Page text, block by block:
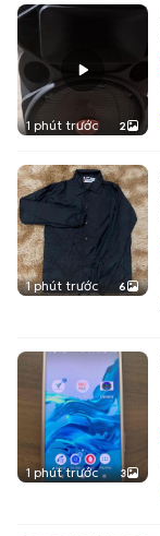
1 phút trước 2
1 phút trước 6
1 phút trước 3